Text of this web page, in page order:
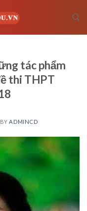
tác phẩm
thi THPT
BY ADMINCD